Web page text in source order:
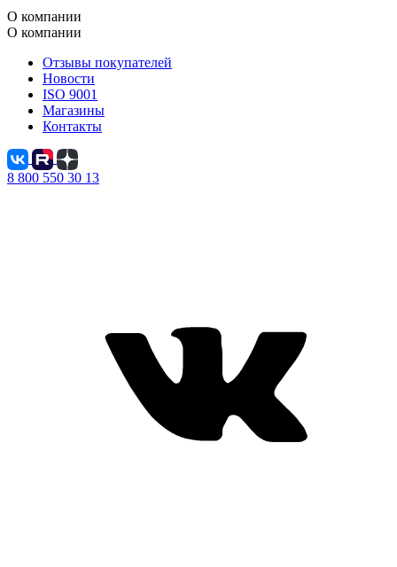
О компании
О компании
Отзывы покупателей
Новости
ISO 9001
Магазины
Контакты
8 800 550 30 13